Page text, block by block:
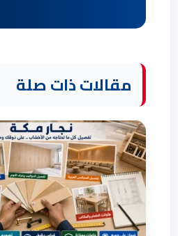
مقالات ذات صلة